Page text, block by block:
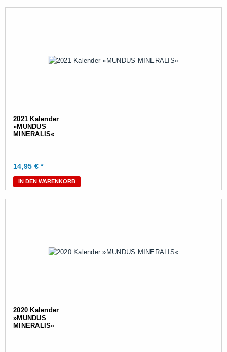
2021 Kalender
»MUNDUS
MINERALIS«
14,95 € *
IN DEN WARENKORB
2020 Kalender
»MUNDUS
MINERALIS«